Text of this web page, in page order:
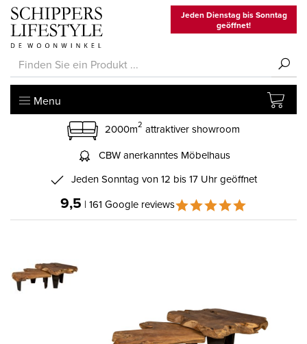
Jeden Dienstag bis Sonntag
geöffnet!
Menu
2000m2 attraktiver showroom
CBW anerkanntes Möbelhaus
Jeden Sonntag von 12 bis 17 Uhr geöffnet
9,5 | 161 Google reviews